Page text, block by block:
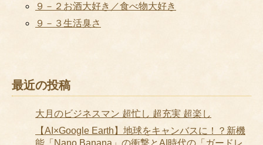
９－２お酒大好き／食べ物大好き
９－３生活臭さ
最近の投稿
大月のビジネスマン 超忙し 超充実 超楽し
【AI×Google Earth】地球をキャンバスに！？新機
能「Nano Banana」の衝撃とAI時代の「ガードレ